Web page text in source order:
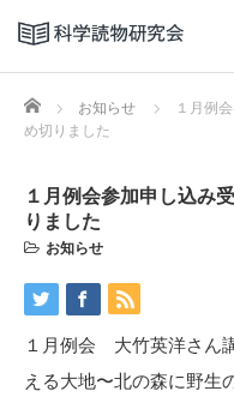
Home お知らせ
１月例
め切りました
１月例会参加申し込み
りました
お知らせ
１月例会 大竹英洋さ
える大地〜北の森に野生